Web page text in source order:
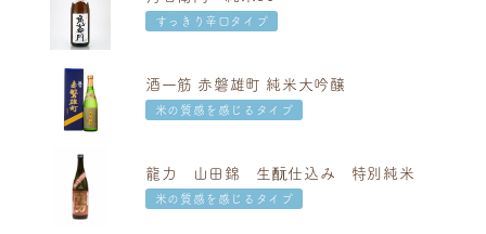
すっきり辛口タイプ
酒一筋 赤磐雄町 純米大吟醸
米の質感を感じるタイプ
龍力 山田錦 生酛仕込み 特別純米
米の質感を感じるタイプ